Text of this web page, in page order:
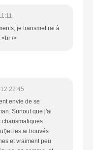
je transmettrai à
/>
22:45
envie de se
Surtout que j'ai
charismatiques
les ai trouvés
et vraiment peu